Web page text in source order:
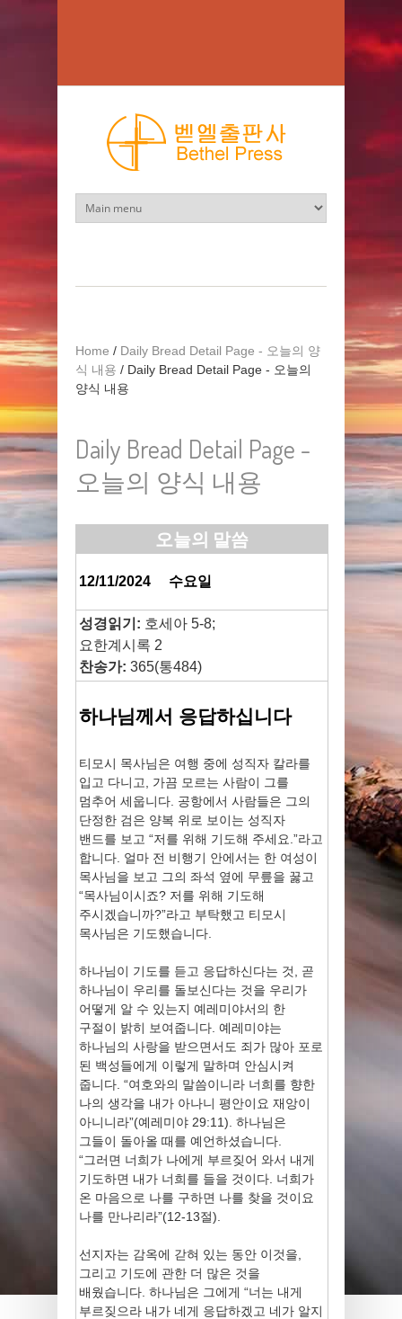
Home / Daily Bread Detail Page - 오늘의 양
식 내용 / Daily Bread Detail Page - 오늘의
양식 내용
Daily Bread Detail Page -
오늘의 양식 내용
오늘의 말씀
12/11/2024수요일
성경읽기: 호세아 5-8;
요한계시록 2
찬송가: 365(통484)
하나님께서 응답하십니다
티모시 목사님은 여행 중에 성직자 칼라를
입고 다니고, 가끔 모르는 사람이 그를
멈추어 세웁니다. 공항에서 사람들은 그의
단정한 검은 양복 위로 보이는 성직자
밴드를 보고 “저를 위해 기도해 주세요.”라고
합니다. 얼마 전 비행기 안에서는 한 여성이
목사님을 보고 그의 좌석 옆에 무릎을 꿇고
“목사님이시죠? 저를 위해 기도해
주시겠습니까?”라고 부탁했고 티모시
목사님은 기도했습니다.
하나님이 기도를 듣고 응답하신다는 것, 곧
하나님이 우리를 돌보신다는 것을 우리가
어떻게 알 수 있는지 예레미야서의 한
구절이 밝히 보여줍니다. 예레미야는
하나님의 사랑을 받으면서도 죄가 많아 포로
된 백성들에게 이렇게 말하며 안심시켜
줍니다. “여호와의 말씀이니라 너희를 향한
나의 생각을 내가 아나니 평안이요 재앙이
아니니라”(예레미야 29:11). 하나님은
그들이 돌아올 때를 예언하셨습니다.
“그러면 너희가 나에게 부르짖어 와서 내게
기도하면 내가 너희를 들을 것이다. 너희가
온 마음으로 나를 구하면 나를 찾을 것이요
나를 만나리라”(12-13절).
선지자는 감옥에 갇혀 있는 동안 이것을,
그리고 기도에 관한 더 많은 것을
배웠습니다. 하나님은 그에게 “너는 내게
부르짖으라 내가 네게 응답하겠고 네가 알지